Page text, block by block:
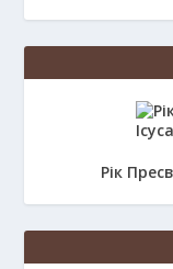
Рік